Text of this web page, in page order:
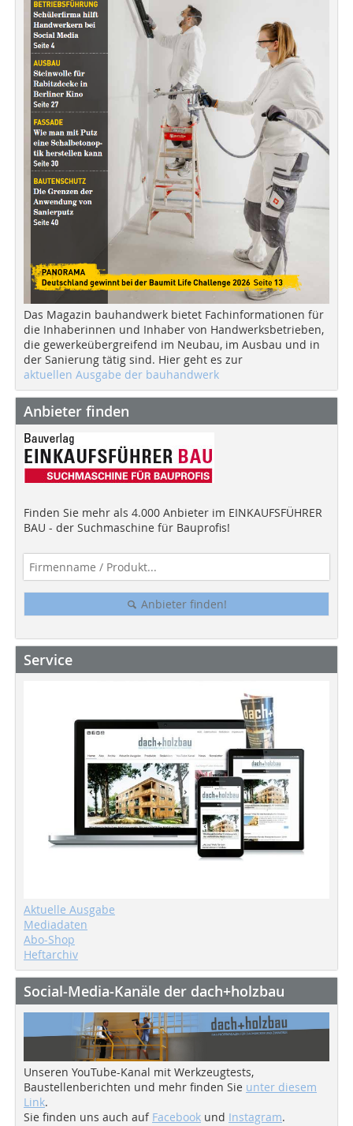
Das Magazin bauhandwerk bietet Fachinformationen für
die Inhaberinnen und Inhaber von Handwerksbetrieben,
die gewerkeübergreifend im Neubau, im Ausbau und in
der Sanierung tätig sind. Hier geht es zur
aktuellen Ausgabe der bauhandwerk
Anbieter finden
Finden Sie mehr als 4.000 Anbieter im EINKAUFSFÜHRER
BAU - der Suchmaschine für Bauprofis!
Anbieter finden!
Service
Aktuelle Ausgabe
Mediadaten
Abo-Shop
Heftarchiv
Social-Media-Kanäle der dach+holzbau
Unseren YouTube-Kanal mit Werkzeugtests,
Baustellenberichten und mehr finden Sie unter diesem
Link.
Sie finden uns auch auf Facebook und Instagram.